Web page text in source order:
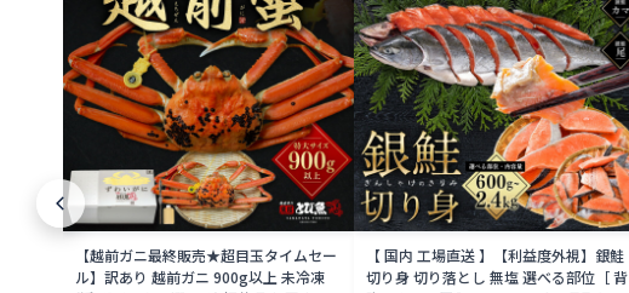
【越前ガニ最終販売★超目玉タイムセー
ル】訳あり 越前ガニ 900g以上 未冷凍
【 国内 工場直送 】【利益度外視】銀鮭
切り身 切り落とし 無塩 選べる部位［ 背